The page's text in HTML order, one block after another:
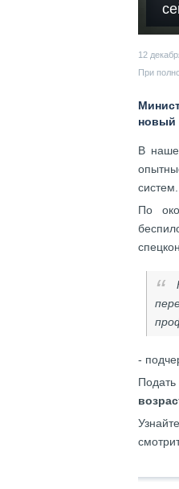
12
При
новый
В
систем.
По
-